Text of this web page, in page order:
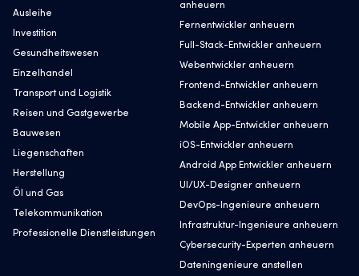
Ausleihe
Investition
Gesundheitswesen
Einzelhandel
Transport und Logistik
Reisen und Gastgewerbe
Bauwesen
Liegenschaften
Herstellung
Öl und Gas
Telekommunikation
Professionelle Dienstleistungen
anheuern
Fernentwickler anheuern
Full-Stack-Entwickler anheuern
Webentwickler anheuern
Frontend-Entwickler anheuern
Backend-Entwickler anheuern
Mobile App-Entwickler anheuern
iOS-Entwickler anheuern
Android App Entwickler anheuern
UI/UX-Designer anheuern
DevOps-Ingenieure anheuern
Infrastruktur-Ingenieure anheuern
Cybersecurity-Experten anheuern
Dateningenieure anstellen